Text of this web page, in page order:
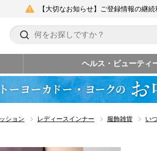
【大切なお知らせ】ご登録情報の継
ヘルス・ビューティ
ション レディースインナー 服飾雑貨 い